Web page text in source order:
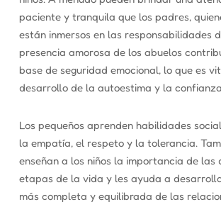
paciente y tranquila que los padres,
están inmersos en las responsabilidades
presencia amorosa de los abuelos
base de seguridad emocional, lo que es
desarrollo de la autoestima y la
Los pequeños aprenden habilidades
la empatía, el respeto y la tolerancia.
enseñan a los niños la importancia de las
etapas de la vida y les ayuda a
más completa y equilibrada de las